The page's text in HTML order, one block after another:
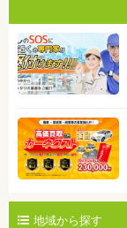
地域から探す